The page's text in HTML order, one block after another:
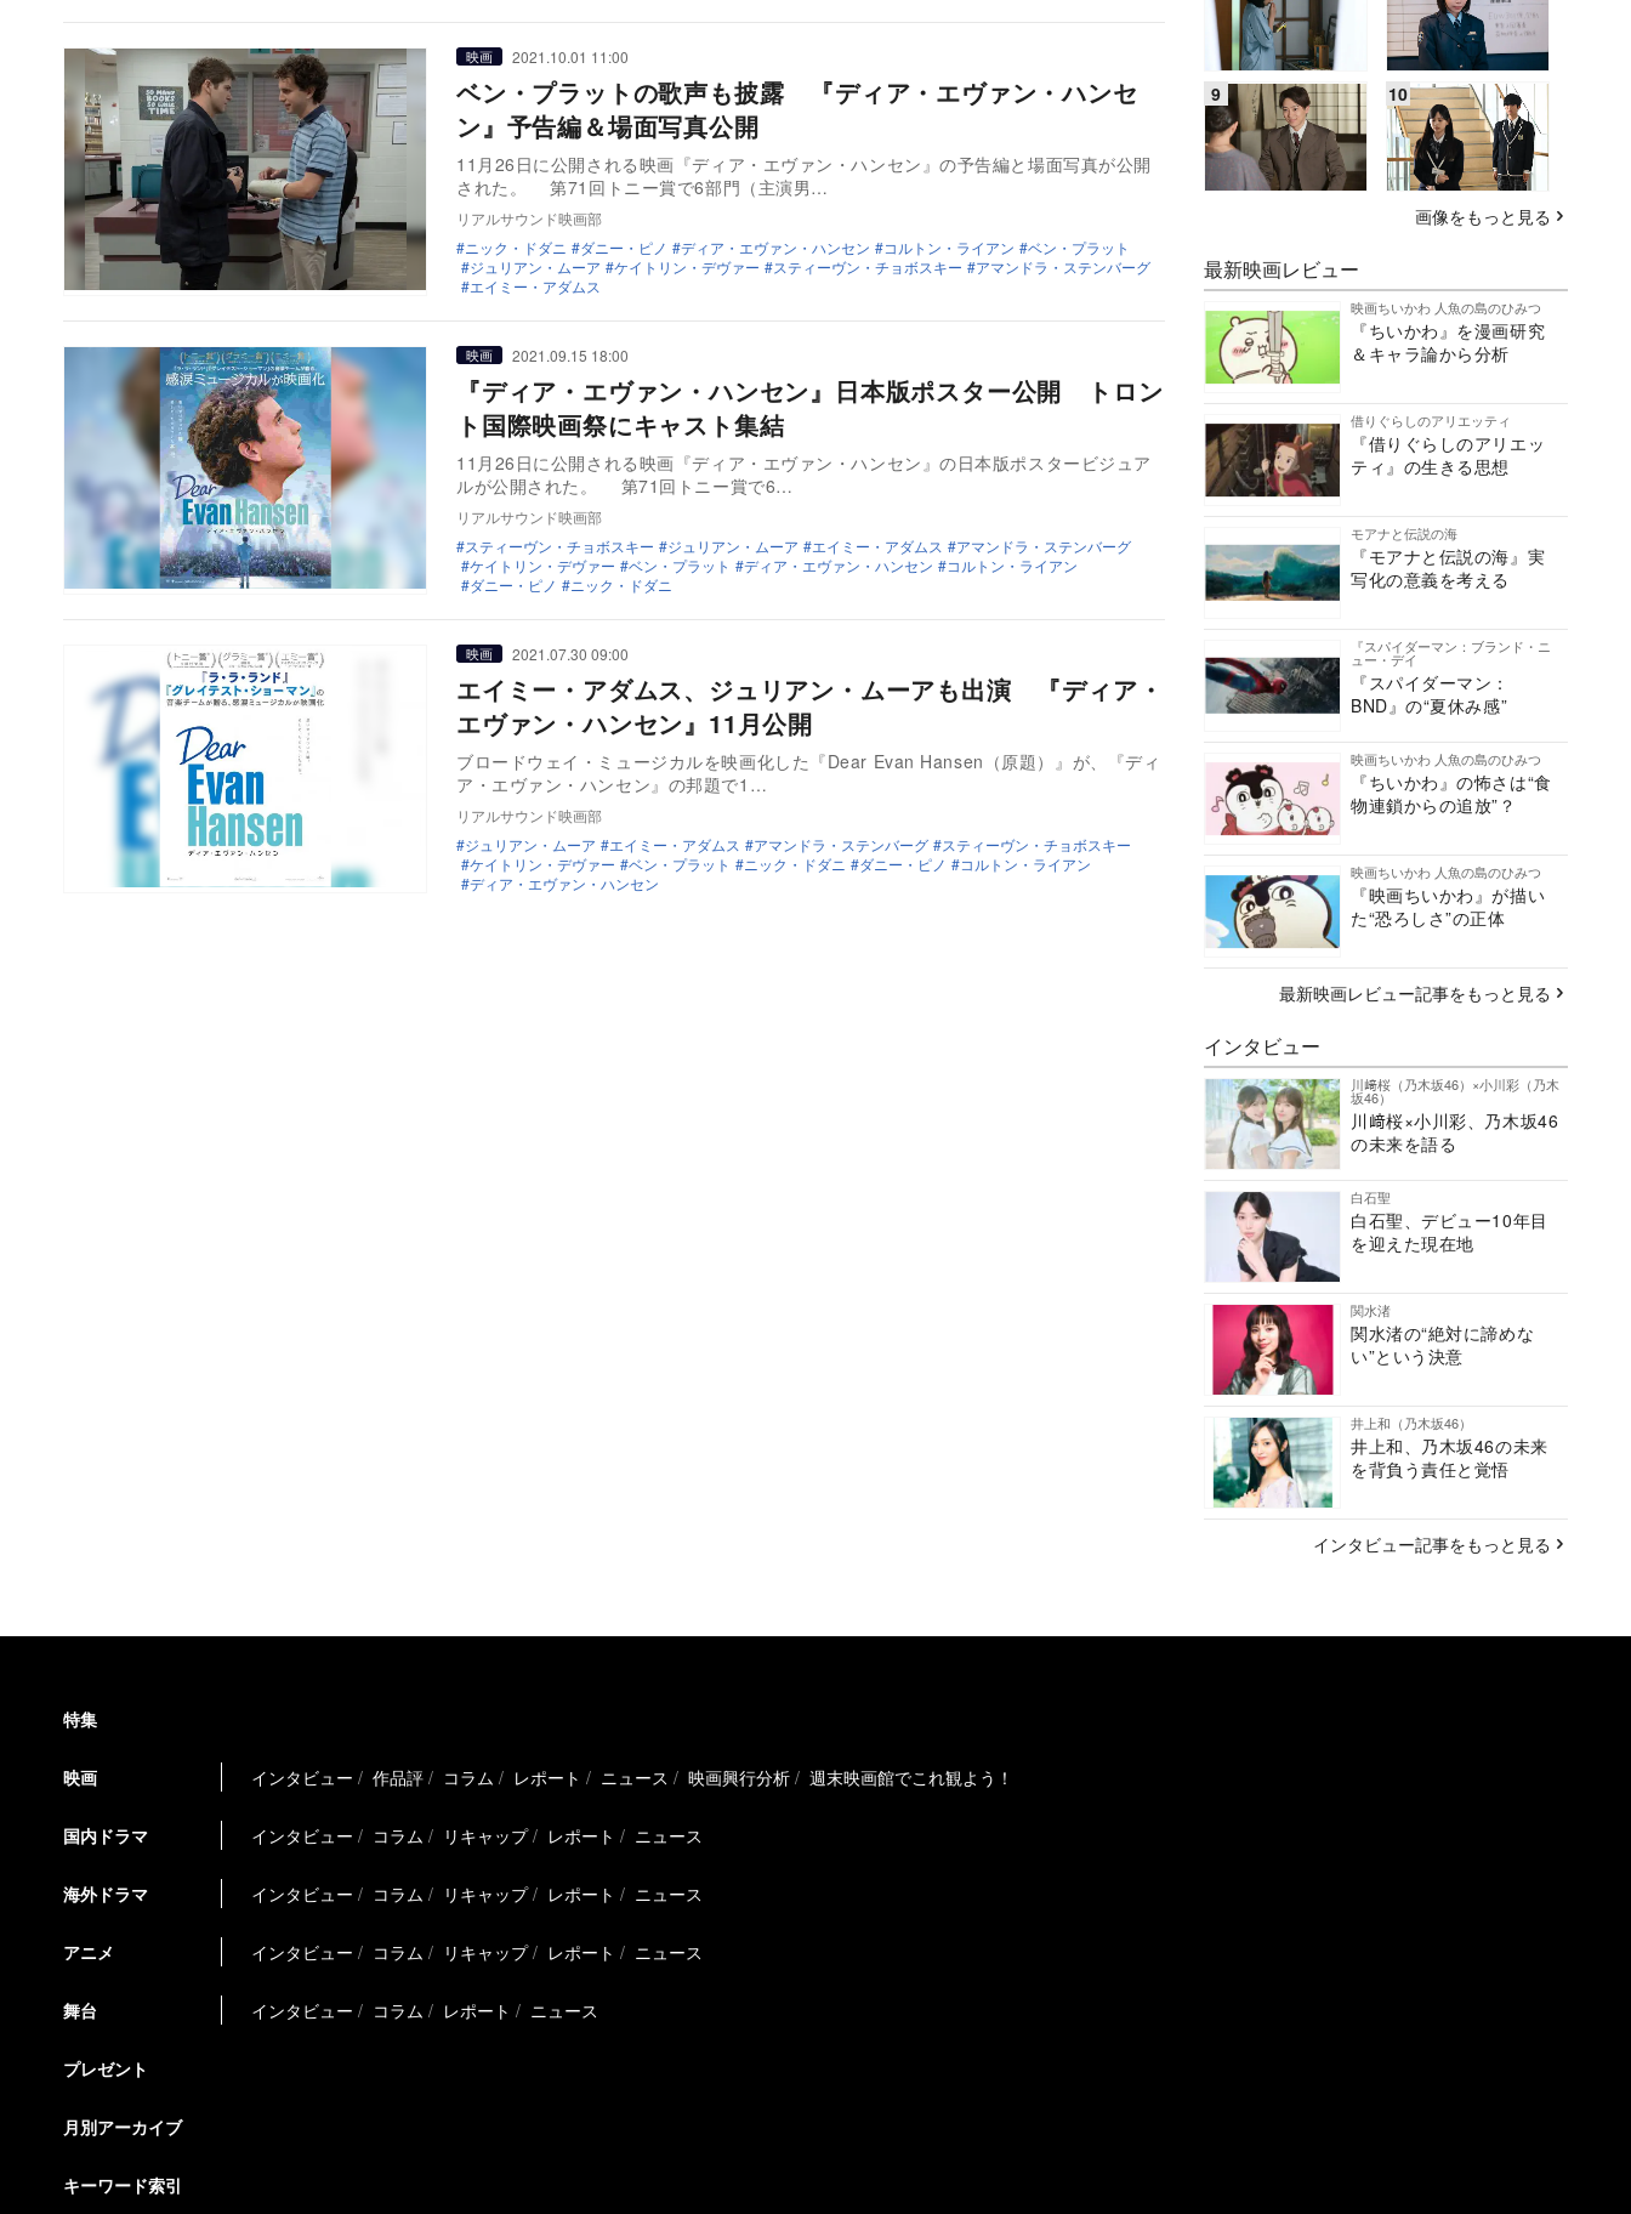
映画 2021.10.01 11:00
ベン・プラットの歌声も披露 『ディア・エヴァン・ハンセ
ン』予告編＆場面写真公開
11月26日に公開される映画『ディア・エヴァン・ハンセン』の予告編と場面写真が公開
された。 第71回トニー賞で6部門（主演男…
リアルサウンド映画部
ニック・ドダニ
ダニー・ピノ ディア・エヴァン・ハンセン コルトン・ライアン
ベン・プラット
ジュリアン・ムーア
ケイトリン・デヴァー スティーヴン・チョボスキー
アマンドラ・ステンバーグ
エイミー・アダムス
映画 2021.09.15 18:00
『ディア・エヴァン・ハンセン』日本版ポスター公開 トロン
ト国際映画祭にキャスト集結
11月26日に公開される映画『ディア・エヴァン・ハンセン』の日本版ポスタービジュア
ルが公開された。 第71回トニー賞で6…
リアルサウンド映画部
スティーヴン・チョボスキー
ジュリアン・ムーア エイミー・アダムス
アマンドラ・ステンバーグ
ケイトリン・デヴァー
ベン・プラット ディア・エヴァン・ハンセン
コルトン・ライアン
ダニー・ピノ
ニック・ドダニ
映画 2021.07.30 09:00
エイミー・アダムス、ジュリアン・ムーアも出演 『ディア・
エヴァン・ハンセン』11月公開
ブロードウェイ・ミュージカルを映画化した『Dear Evan Hansen（原題）』が、『ディ
ア・エヴァン・ハンセン』の邦題で1…
リアルサウンド映画部
ジュリアン・ムーア
エイミー・アダムス アマンドラ・ステンバーグ
スティーヴン・チョボスキー
ケイトリン・デヴァー
ベン・プラット ニック・ドダニ ダニー・ピノ
コルトン・ライアン
ディア・エヴァン・ハンセン
画像をもっと見る
最新映画レビュー
映画ちいかわ 人魚の島のひみつ
『ちいかわ』を漫画研究
＆キャラ論から分析
借りぐらしのアリエッティ
『借りぐらしのアリエッ
ティ』の生きる思想
モアナと伝説の海
『モアナと伝説の海』実
写化の意義を考える
『スパイダーマン：ブランド・ニ
ュー・デイ
『スパイダーマン：
BND』の“夏休み感”
映画ちいかわ 人魚の島のひみつ
『ちいかわ』の怖さは“食
物連鎖からの追放”？
映画ちいかわ 人魚の島のひみつ
『映画ちいかわ』が描い
た“恐ろしさ”の正体
最新映画レビュー記事をもっと見る
インタビュー
川﨑桜（乃木坂46）×小川彩（乃木
坂46）
川﨑桜×小川彩、乃木坂46
の未来を語る
白石聖
白石聖、デビュー10年目
を迎えた現在地
関水渚
関水渚の“絶対に諦めな
い”という決意
井上和（乃木坂46）
井上和、乃木坂46の未来
を背負う責任と覚悟
インタビュー記事をもっと見る
特集
映画 インタビュー 作品評 コラム レポート ニュース 映画興行分析 週末映画館でこれ観よう！
国内ドラマ インタビュー コラム リキャップ レポート ニュース
海外ドラマ インタビュー コラム リキャップ レポート ニュース
アニメ インタビュー コラム リキャップ レポート ニュース
舞台 インタビュー コラム レポート ニュース
プレゼント
月別アーカイブ
キーワード索引